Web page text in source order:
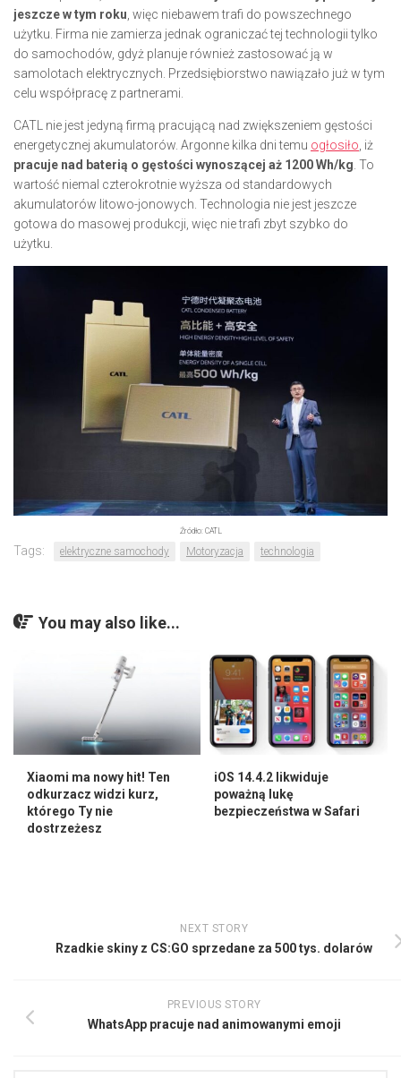
jeszcze w tym roku , więc niebawem trafi do powszechnego
użytku. Firma nie zamierza jednak ograniczać tej technologii tylko
do samochodów, gdyż planuje również zastosować ją w
samolotach elektrycznych. Przedsiębiorstwo nawiązało już w tym
celu współpracę z partnerami.
CATL nie jest jedyną firmą pracującą nad zwiększeniem gęstości
energetycznej akumulatorów. Argonne kilka dni temu ogłosiło , iż
pracuje nad baterią o gęstości wynoszącej aż 1200 Wh/kg . To
wartość niemal czterokrotnie wyższa od standardowych
akumulatorów litowo-jonowych. Technologia nie jest jeszcze
gotowa do masowej produkcji, więc nie trafi zbyt szybko do
użytku.
Źródło: CATL
Tags: elektryczne samochody Motoryzacja technologia
You may also like...
Xiaomi ma nowy hit! Ten
odkurzacz widzi kurz,
którego Ty nie
dostrzeżesz
iOS 14.4.2 likwiduje
poważną lukę
bezpieczeństwa w Safari
NEXT STORY
Rzadkie skiny z CS:GO sprzedane za 500 tys. dolarów
PREVIOUS STORY
WhatsApp pracuje nad animowanymi emoji